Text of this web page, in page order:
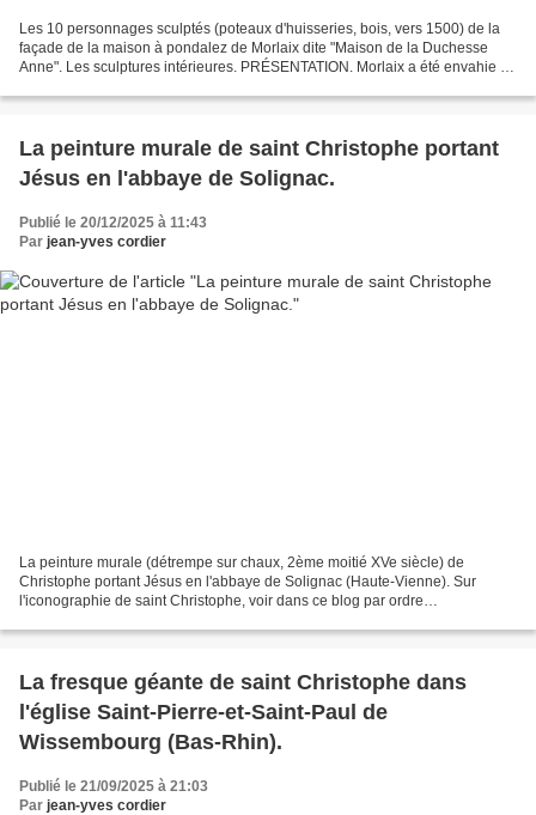
Les 10 personnages sculptés (poteaux d'huisseries, bois, vers 1500) de la
façade de la maison à pondalez de Morlaix dite "Maison de la Duchesse
Anne". Les sculptures intérieures. PRÉSENTATION. Morlaix a été envahie et
La peinture murale de saint Christophe portant
Jésus en l'abbaye de Solignac.
Publié le 20/12/2025 à 11:43
Par jean-yves cordier
La peinture murale (détrempe sur chaux, 2ème moitié XVe siècle) de
Christophe portant Jésus en l'abbaye de Solignac (Haute-Vienne). Sur
l'iconographie de saint Christophe, voir dans ce blog par ordre
La fresque géante de saint Christophe dans
l'église Saint-Pierre-et-Saint-Paul de
Wissembourg (Bas-Rhin).
Publié le 21/09/2025 à 21:03
Par jean-yves cordier